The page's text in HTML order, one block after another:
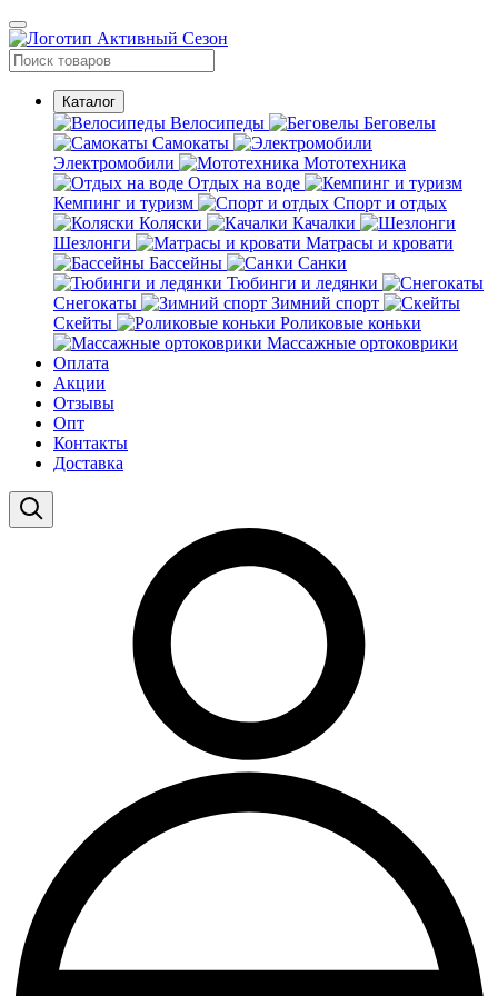
Каталог
Велосипеды
Беговелы
Самокаты
Электромобили
Мототехника
Отдых на воде
Кемпинг и туризм
Спорт и отдых
Коляски
Качалки
Шезлонги
Матрасы и кровати
Бассейны
Санки
Тюбинги и ледянки
Снегокаты
Зимний спорт
Скейты
Роликовые коньки
Массажные ортоковрики
Оплата
Акции
Отзывы
Опт
Контакты
Доставка